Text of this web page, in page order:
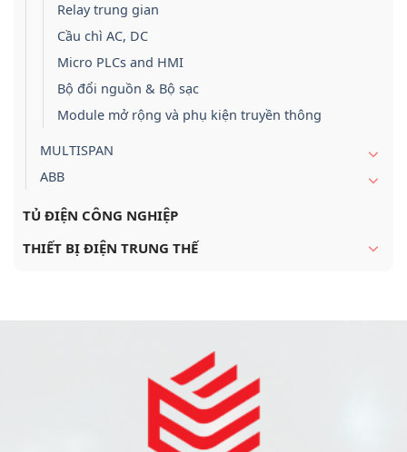
Relay trung gian
Cầu chì AC, DC
Micro PLCs and HMI
Bộ đổi nguồn & Bộ sạc
Module mở rộng và phụ kiện truyền thông
MULTISPAN
ABB
TỦ ĐIỆN CÔNG NGHIỆP
THIẾT BỊ ĐIỆN TRUNG THẾ